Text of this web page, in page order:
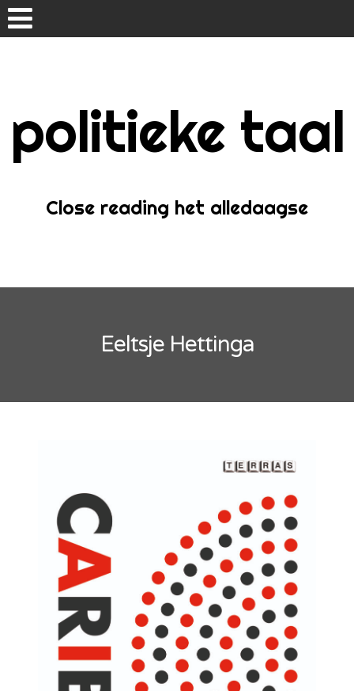
Home
Over
politieke taal
Close reading het alledaagse
Eeltsje Hettinga